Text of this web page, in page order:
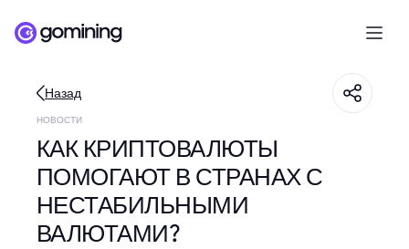
Назад
НОВОСТИ
КАК КРИПТОВАЛЮТЫ
ПОМОГАЮТ В СТРАНАХ С
НЕСТАБИЛЬНЫМИ
ВАЛЮТАМИ?